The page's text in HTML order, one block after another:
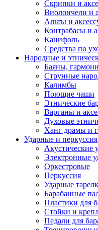
Скрипки и
Виолончели и
Альты и
Контрабасы и
Канифоль
Средства по
Народные и
Баяны,
Струнные
Калимбы
Поющие чаши
Этнические
Варганы и
Духовые
Ханг драмы и
Ударные и перкуссия
Акустические
Электронные
Оркестровые
Перкуссия
Ударные
Барабанные
Пластики для
Стойки и
Педали для